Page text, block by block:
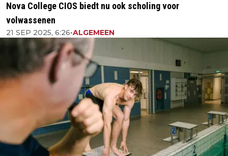
Nova College CIOS biedt nu ook scholing voor
volwassenen
21 SEP 2025, 6:26•ALGEMEEN